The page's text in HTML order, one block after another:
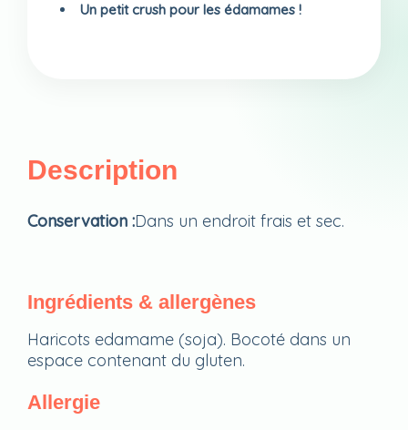
Description
Conservation :Dans un endroit frais et sec.
Ingrédients & allergènes
Haricots edamame (soja). Bocoté dans un
espace contenant du gluten.
Allergie
Un petit crush pour les édamames !